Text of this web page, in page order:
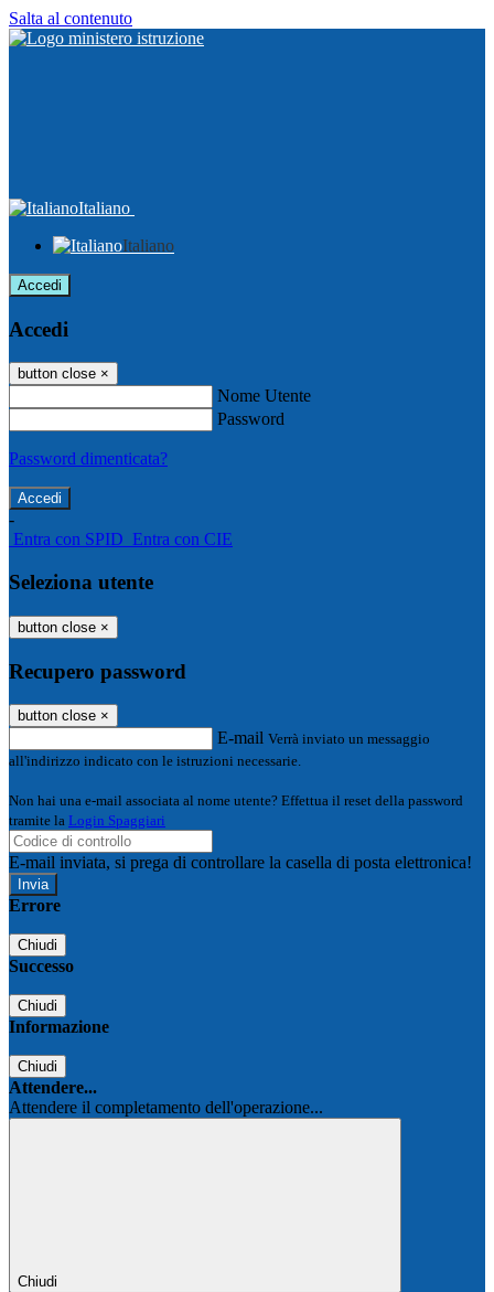
Salta al contenuto
Italiano
Italiano
Accedi
Accedi
button close ×
Nome Utente
Password
Password dimenticata?
-
Entra con SPID Entra con CIE
Seleziona utente
button close ×
Recupero password
button close ×
E-mail Verrà inviato un messaggio
all'indirizzo indicato con le istruzioni necessarie.
Non hai una e-mail associata al nome utente? Effettua il reset della password
tramite la Login Spaggiari
E-mail inviata, si prega di controllare la casella di posta elettronica!
Errore
Chiudi
Successo
Chiudi
Informazione
Chiudi
Attendere...
Attendere il completamento dell'operazione...
Chiudi